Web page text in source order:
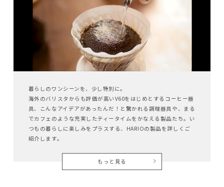
暮らしのワンシーンを、少し特別に。
海外のバリスタからも評価が高いV60をはじめとするコーヒー器
具、こんなアイデアがあったんだ！と驚かれる調理器具や、まる
でカフェのような充実したティータイムをかなえる製品たち。い
つもの暮らしに楽しみをプラスする、HARIOの製品を詳しくご
紹介します。
もっと見る